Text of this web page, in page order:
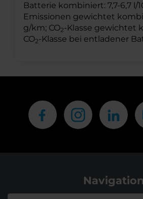
Batterie kombiniert: 7,7-6,7 l/
Emissionen gewichtet
g/km; CO2-Klasse gewichtet
CO2-Klasse bei entladener
Navigation